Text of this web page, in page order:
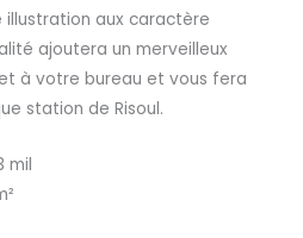
illustration aux caractère
ajoutera un merveilleux
à votre bureau et vous fera
station de Risoul.
mil